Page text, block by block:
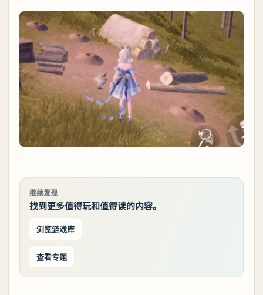
继续发现
找到更多值得玩和值得读的内容。
浏览游戏库
查看专题